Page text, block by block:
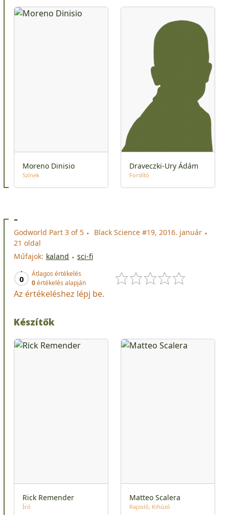
Moreno Dinisio
Színek
Draveczki-Ury Ádám
Fordító
-
Godworld Part 3 of 5
Black Science #19, 2016. január
21 oldal
Műfajok: kaland sci-fi
0
Átlagos értékelés
0értékelés alapján
Az értékeléshez lépj be.
Készítők
Rick Remender
Író
Matteo Scalera
Rajzoló Kihúzó